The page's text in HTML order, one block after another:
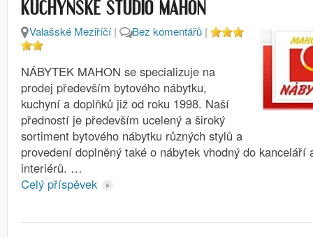
KUCHYŇSKÉ STUDIO MAHON
Valašské Meziříčí| Bez komentářů |
NÁBYTEK MAHON se specializuje na
prodej především bytového nábytku,
kuchyní a doplňků již od roku 1998. Naší
předností je především ucelený a široký
sortiment bytového nábytku různých stylů a
provedení doplněný také o nábytek vhodný do kanceláří
interiérů. …
Celý příspěvek